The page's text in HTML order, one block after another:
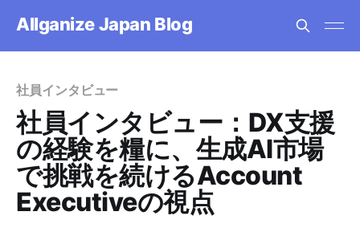
Allganize Japan Blog
社員インタビュー
社員インタビュー：DX支援
の経験を糧に、生成AI市場
で挑戦を続けるAccount
Executiveの視点